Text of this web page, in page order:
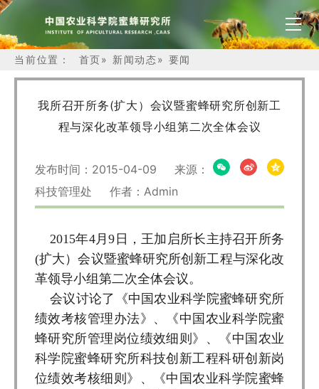
当前位置： 首页» 新闻动态» 要闻
我所召开所务(扩大）会议暨蜜蜂研究所创新工
程与深化改革领导小组第二次全体会议
发布时间：2015-04-09 来源：
科技管理处 作者：Admin
2015年4月9日，王加启所长主持召开所务
(扩大）会议暨蜜蜂研究所创新工程与深化改
革领导小组第二次全体会议。
会议讨论了《中国农业科学院蜜蜂研究所
绩效考核管理办法》、《中国农业科学院蜜
蜂研究所管理岗位绩效细则》、《中国农业
科学院蜜蜂研究所科技创新工程科研创新岗
位绩效考核细则》、《中国农业科学院蜜蜂